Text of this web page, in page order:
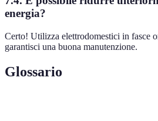
energia?
Certo! Utilizza elettrodomestici in fasce
garantisci una buona manutenzione.
Glossario